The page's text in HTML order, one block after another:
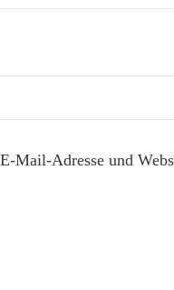
Mail-Adresse und